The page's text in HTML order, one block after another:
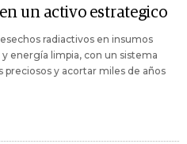
un activo estrategico
radiactivos en insumos
energía limpia, con un sistema
y acortar miles de años